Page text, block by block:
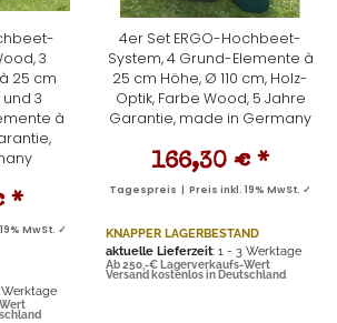
3
25 cm
3
à
*
MwSt. ✓
Werktage
4er Set ERGO-Hochbeet-
System, 4 Grund-Elemente à
25 cm Höhe, Ø 110 cm, Holz-
Optik, Farbe Wood, 5 Jahre
Garantie, made in Germany
166,30 € *
Tagespreis | Preis inkl. 19% MwSt. ✓
KNAPPER LAGERBESTAND
aktuelle Lieferzeit: 1 - 3 Werktage
Ab 250,-€ Lagerverkaufs-Wert
Versand kostenlos in Deutschland